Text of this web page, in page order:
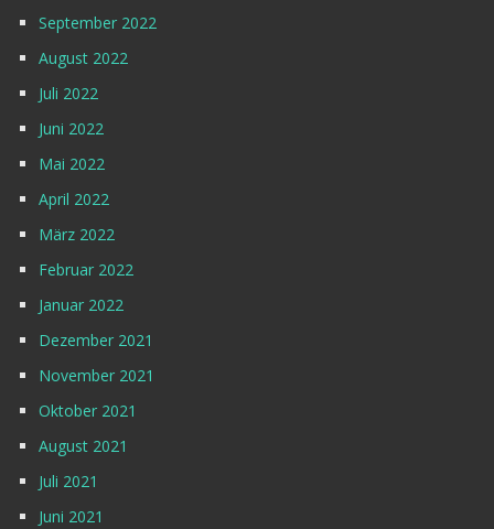
September 2022
August 2022
Juli 2022
Juni 2022
Mai 2022
April 2022
März 2022
Februar 2022
Januar 2022
Dezember 2021
November 2021
Oktober 2021
August 2021
Juli 2021
Juni 2021